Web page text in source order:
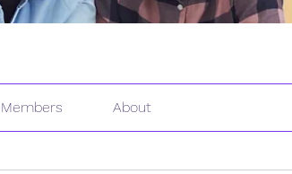
Members About